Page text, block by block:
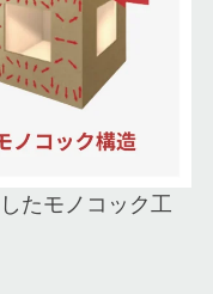
たモノコック工